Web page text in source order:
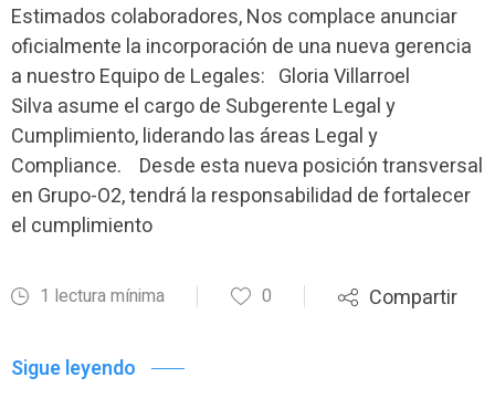
Estimados colaboradores, Nos complace anunciar
oficialmente la incorporación de una nueva gerencia
a nuestro Equipo de Legales: Gloria Villarroel
Silva asume el cargo de Subgerente Legal y
Cumplimiento, liderando las áreas Legal y
Compliance. Desde esta nueva posición transversal
en Grupo-O2, tendrá la responsabilidad de fortalecer
el cumplimiento
1 lectura mínima 0 Compartir
Sigue leyendo